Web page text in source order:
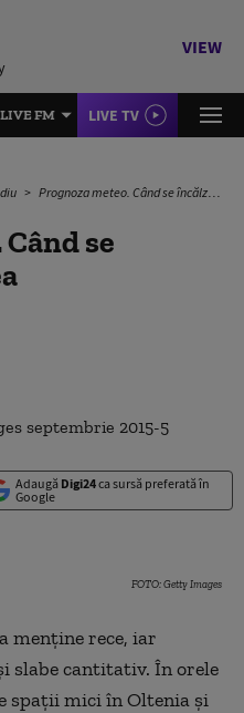
VIEW
LIVE FM LIVE TV
Prognoza meteo. Când se încălzeşte vremea
se
Adaugă Digi24ca sursă preferată în
Google
FOTO: Getty Images
menţine rece, iar
slabe cantitativ. În orele
spaţii mici în Oltenia şi